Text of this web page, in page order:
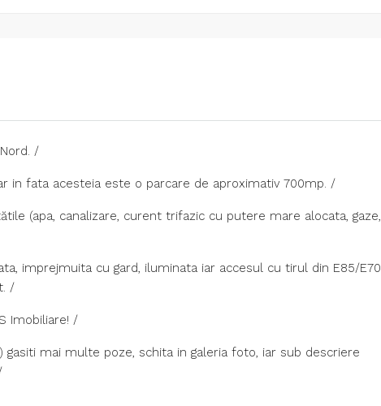
/
in fata acesteia este o parcare de aproximativ 700mp. /
(apa, canalizare, curent trifazic cu putere mare alocata, gaze,
imprejmuita cu gard, iluminata iar accesul cu tirul din E85/E70
/
Imobiliare! /
gasiti mai multe poze, schita in galeria foto, iar sub descriere